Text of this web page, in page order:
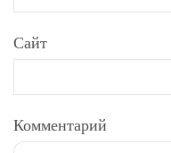
Сайт
Комментарий